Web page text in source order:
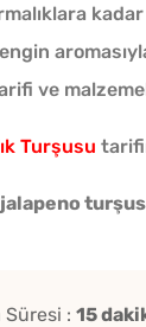
ve
Turşusu
Süresi : 15